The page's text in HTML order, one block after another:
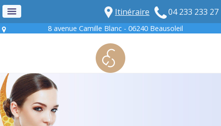
04 233 233 27
Itinéraire
8 avenue Camille Blanc - 06240 Beausoleil